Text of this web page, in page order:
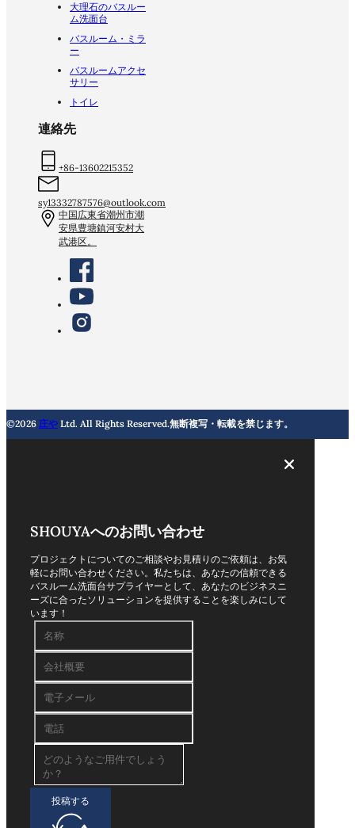
大理石のバスルー
ム洗面台
バスルーム・ミラ
ー
バスルームアクセ
サリー
トイレ
連絡先
+86-13602215352
sy13332787576@outlook.com
中国広東省潮州市潮
安県豊塘鎮河安村大
武港区。
©2026 庄や Ltd. All Rights Reserved.無断複写・転載を禁じます。
SHOUYAへのお問い合わせ
プロジェクトについてのご相談やお見積りのご依頼は、お気
軽にお問い合わせください。私たちは、あなたの信頼できる
バスルーム洗面台サプライヤーとして、あなたのビジネスニ
ーズに合ったソリューションを提供することを楽しみにして
います！
投稿する